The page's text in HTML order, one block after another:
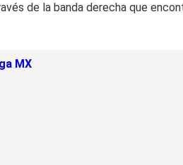
de la banda derecha que
MX